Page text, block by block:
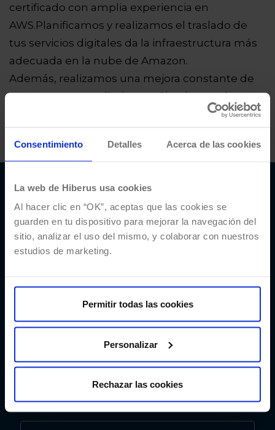
Consentimiento Detalles Acerca de las cookies
La web de Hiberus usa cookies
Al hacer clic en “OK”, aceptas que las cookies se
guarden en tu dispositivo para mejorar la navegación del
sitio, analizar el uso del mismo, y colaborar con nuestros
estudios de marketing.
Permitir todas las cookies
Personalizar
Rechazar las cookies
certificado con amplia experiencia en
AWS.Planificamos y realizamos el traslado de
tus servicios digitales da la infraestructura más
adecuada en la nube de Amazon.
Además, realizamos una mejora constante de
procesos y procedimientos. Si quieres saber
como podemos ayudarte, echa un vistazo a
¿Quieres más
información sobre
nuestros servicios de